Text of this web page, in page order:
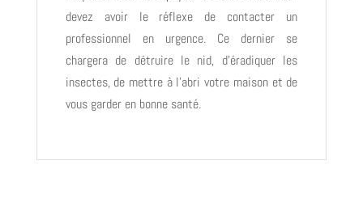
devez avoir le réflexe de contacter un
professionnel en urgence. Ce dernier se
chargera de détruire le nid, d’éradiquer les
insectes, de mettre à l’abri votre maison et de
vous garder en bonne santé.